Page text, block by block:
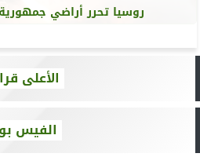
روسيا تحرر أراضي
الأعلى
الفيس